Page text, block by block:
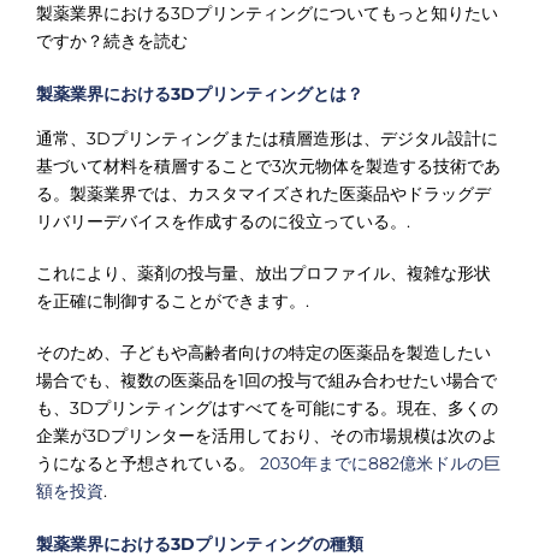
製薬業界における3Dプリンティングについてもっと知りたい
ですか？続きを読む
製薬業界における3Dプリンティングとは？
通常、3Dプリンティングまたは積層造形は、デジタル設計に
基づいて材料を積層することで3次元物体を製造する技術であ
る。製薬業界では、カスタマイズされた医薬品やドラッグデ
リバリーデバイスを作成するのに役立っている。.
これにより、薬剤の投与量、放出プロファイル、複雑な形状
を正確に制御することができます。.
そのため、子どもや高齢者向けの特定の医薬品を製造したい
場合でも、複数の医薬品を1回の投与で組み合わせたい場合で
も、3Dプリンティングはすべてを可能にする。現在、多くの
企業が3Dプリンターを活用しており、その市場規模は次のよ
うになると予想されている。
2030年までに882億米ドルの巨
額を投資.
製薬業界における3Dプリンティングの種類